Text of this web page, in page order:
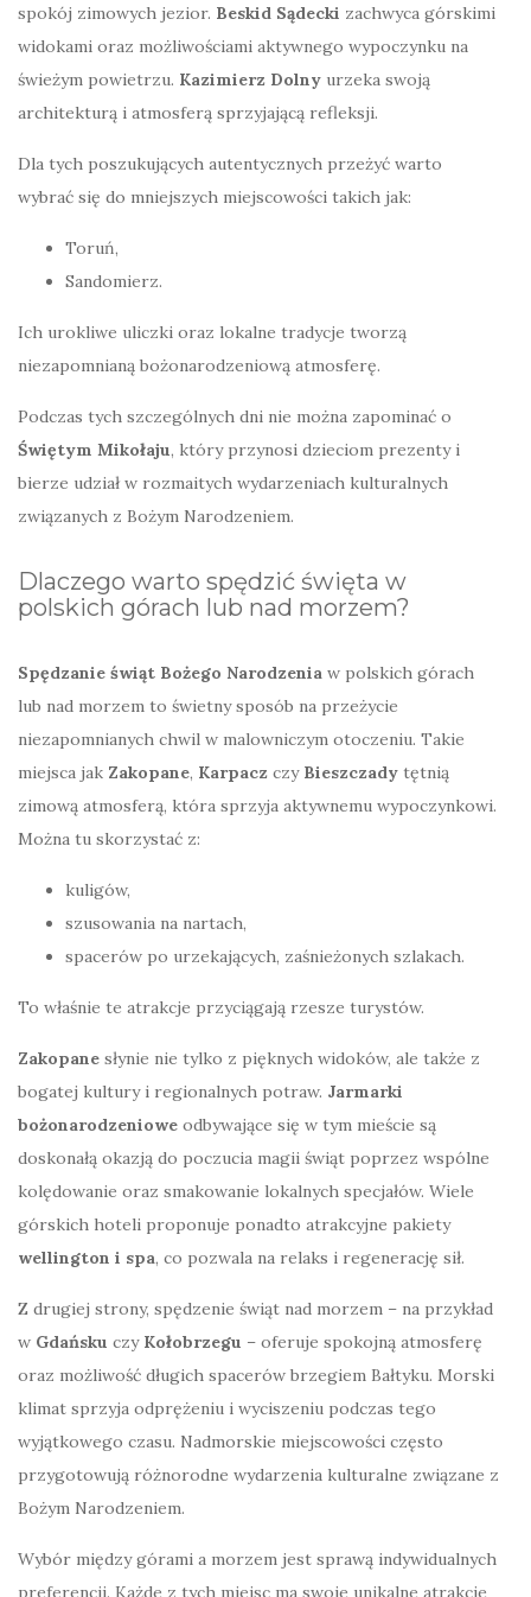
spokój zimowych jezior. Beskid Sądecki zachwyca górskimi
widokami oraz możliwościami aktywnego wypoczynku na
świeżym powietrzu. Kazimierz Dolny urzeka swoją
architekturą i atmosferą sprzyjającą refleksji.
Dla tych poszukujących autentycznych przeżyć warto
wybrać się do mniejszych miejscowości takich jak:
Toruń,
Sandomierz.
Ich urokliwe uliczki oraz lokalne tradycje tworzą
niezapomnianą bożonarodzeniową atmosferę.
Podczas tych szczególnych dni nie można zapominać o
Świętym Mikołaju, który przynosi dzieciom prezenty i
bierze udział w rozmaitych wydarzeniach kulturalnych
związanych z Bożym Narodzeniem.
Dlaczego warto spędzić święta w
polskich górach lub nad morzem?
Spędzanie świąt Bożego Narodzenia w polskich górach
lub nad morzem to świetny sposób na przeżycie
niezapomnianych chwil w malowniczym otoczeniu. Takie
miejsca jak Zakopane, Karpacz czy Bieszczady tętnią
zimową atmosferą, która sprzyja aktywnemu wypoczynkowi.
Można tu skorzystać z:
kuligów,
szusowania na nartach,
spacerów po urzekających, zaśnieżonych szlakach.
To właśnie te atrakcje przyciągają rzesze turystów.
Zakopane słynie nie tylko z pięknych widoków, ale także z
bogatej kultury i regionalnych potraw. Jarmarki
bożonarodzeniowe odbywające się w tym mieście są
doskonałą okazją do poczucia magii świąt poprzez wspólne
kolędowanie oraz smakowanie lokalnych specjałów. Wiele
górskich hoteli proponuje ponadto atrakcyjne pakiety
wellington i spa, co pozwala na relaks i regenerację sił.
Z drugiej strony, spędzenie świąt nad morzem – na przykład
w Gdańsku czy Kołobrzegu – oferuje spokojną atmosferę
oraz możliwość długich spacerów brzegiem Bałtyku. Morski
klimat sprzyja odprężeniu i wyciszeniu podczas tego
wyjątkowego czasu. Nadmorskie miejscowości często
przygotowują różnorodne wydarzenia kulturalne związane z
Bożym Narodzeniem.
Wybór między górami a morzem jest sprawą indywidualnych
preferencji. Każde z tych miejsc ma swoje unikalne atrakcje